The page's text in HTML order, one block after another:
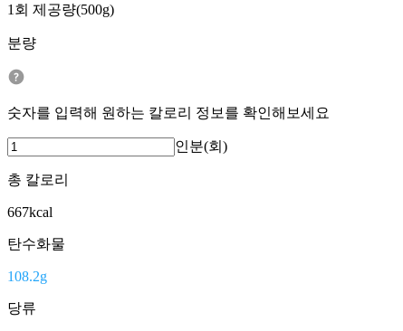
1회 제공량(500g)
분량
숫자를 입력해 원하는 칼로리 정보를 확인해보세요
인분(회)
총 칼로리
667kcal
탄수화물
108.2g
당류